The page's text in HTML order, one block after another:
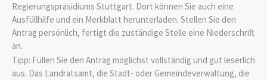
Regierungspräsidiums Stuttgart. Dort können Sie auch eine
Ausfüllhilfe und ein Merkblatt herunterladen. Stellen Sie den
Antrag persönlich, fertigt die zuständige Stelle eine Niederschrift
an.
Tipp: Füllen Sie den Antrag möglichst vollständig und gut leserlich
aus. Das Landratsamt, die Stadt- oder Gemeindeverwaltung, die